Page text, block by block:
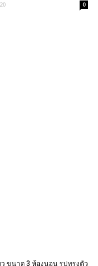
0
ขนาด 3 ห้องนอน รูปทรงตัว